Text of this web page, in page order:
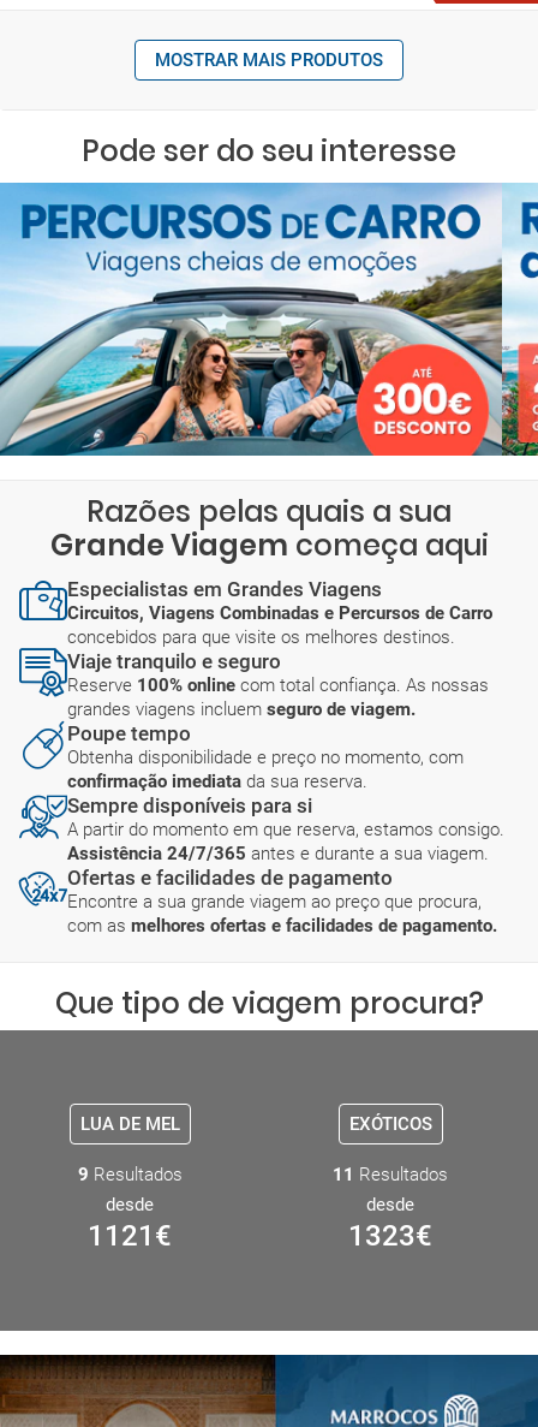
MOSTRAR MAIS PRODUTOS
Pode ser do seu interesse
Razões pelas quais a sua
Grande Viagem começa aqui
Especialistas em Grandes Viagens
Circuitos, Viagens Combinadas e Percursos de Carro
concebidos para que visite os melhores destinos.
Viaje tranquilo e seguro
Reserve 100% online com total confiança. As nossas
grandes viagens incluem seguro de viagem.
Poupe tempo
Obtenha disponibilidade e preço no momento, com
confirmação imediata da sua reserva.
Sempre disponíveis para si
A partir do momento em que reserva, estamos consigo.
Assistência 24/7/365 antes e durante a sua viagem.
Ofertas e facilidades de pagamento
Encontre a sua grande viagem ao preço que procura,
com as melhores ofertas e facilidades de pagamento.
Que tipo de viagem procura?
LUA DE MEL
9 Resultados
desde
1121 €
EXÓTICOS
11 Resultados
desde
1323€